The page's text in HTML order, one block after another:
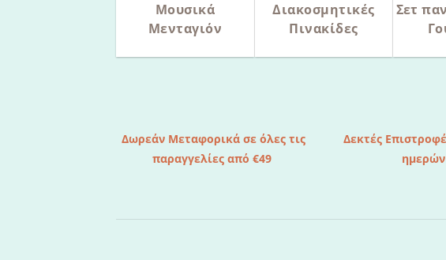
Μουσικά
Μενταγιόν
Διακοσμητικές
Πινακίδες
Σετ
Δωρεάν Μεταφορικά σε όλες τις
παραγγελίες από €49
Δεκτές
ημερών